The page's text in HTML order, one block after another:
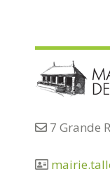
7 Grande